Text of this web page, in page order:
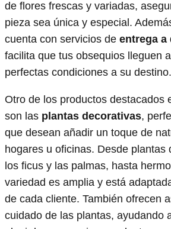
de flores frescas y variadas,
pieza sea única y especial.
cuenta con servicios de entrega
facilita que tus obsequios lleguen
perfectas condiciones a su destino.
Otro de los productos destacados
son las plantas decorativas,
que desean añadir un toque de
hogares u oficinas. Desde plantas
los ficus y las palmas, hasta
variedad es amplia y está
de cada cliente. También ofrecen
cuidado de las plantas, ayudando